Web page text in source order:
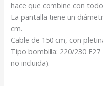
hace que combine con
La pantalla tiene un
cm.
Cable de 150 cm, con
Tipo bombilla: 220/230
no incluida).